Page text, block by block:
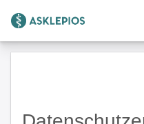
Zur Startseite